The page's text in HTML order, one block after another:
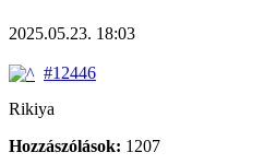
2025.05.23. 18:03
#12446
Rikiya
Hozzászólások: 1207